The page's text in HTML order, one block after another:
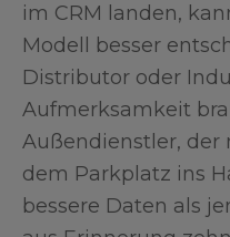
im CRM landen,
Modell besser
Distributor oder
Aufmerksamkeit
Außendienstler, der
dem Parkplatz ins
bessere Daten als